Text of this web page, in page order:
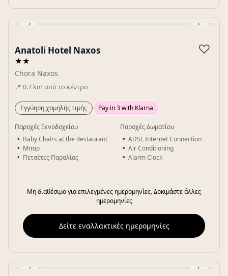
‹ ›
Anatoli Hotel Naxos
★★
Chora Naxos
📍 0.7 km από το κέντρο
♡
Εγγύηση χαμηλής τιμής Pay in 3 with Klarna
Παροχές Ξενοδοχείου
Baby Chairs at the Restaurant
Μπαρ
Πετσέτες Παραλίας
Παροχές Δωματίου
ADSL Internet Connection
Air Conditioning
Alarm Clock
Μη διαθέσιμο για επιλεγμένες ημερομηνίες. Δοκιμάστε άλλες
ημερομηνίες
Δείτε εναλλακτικές ημερομηνίες
‹ ›